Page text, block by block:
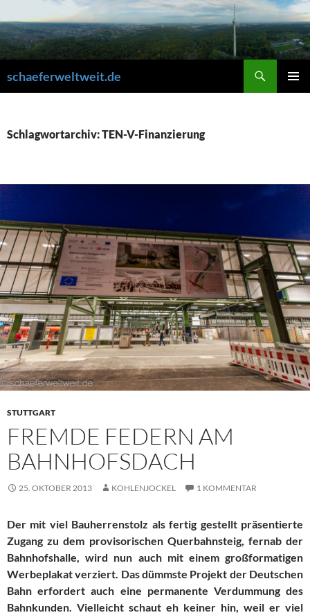
Inhalt
springen
schaeferweltweit.de
Schlagwortarchiv: TEN-V-Finanzierung
STUTTGART
FREMDE FEDERN AM
BAHNHOFSDACH
25. OKTOBER 2013 KOHLENJOCKEL 1 KOMMENTAR
Der mit viel Bauherrenstolz als fertig gestellt präsentierte
Zugang zu dem provisorischen Querbahnsteig, fernab der
Bahnhofshalle, wird nun auch mit einem großformatigen
Werbeplakat verziert. Das dümmste Projekt der Deutschen
Bahn erfordert auch eine permanente Verdummung des
Bahnkunden. Vielleicht schaut eh keiner hin, weil er viel